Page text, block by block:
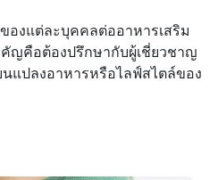
องแต่ละบุคคลต่ออาหารเสริม
ญคือต้องปรึกษากับผู้เชี่ยวชาญ
แปลงอาหารหรือไลฟ์สไตล์ของ